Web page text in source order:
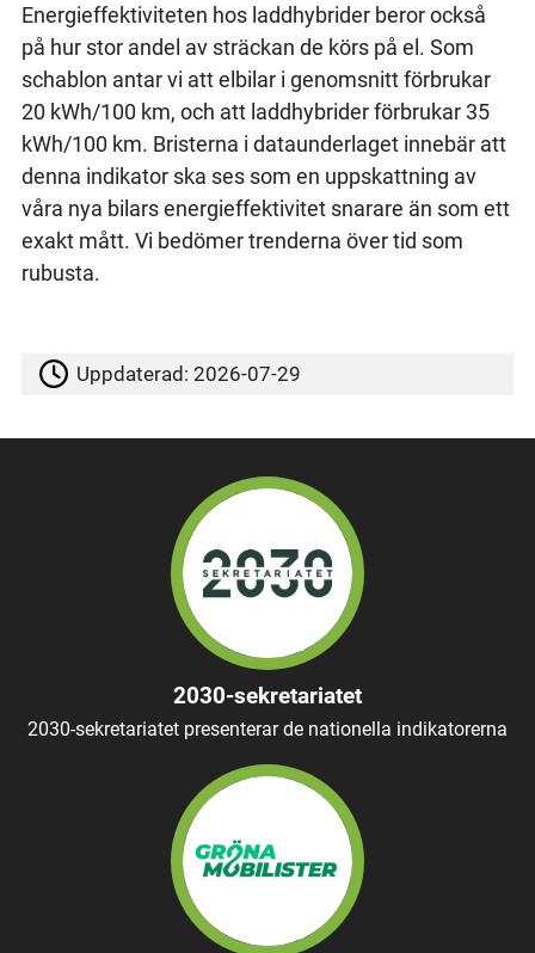
Energieffektiviteten hos laddhybrider beror också
på hur stor andel av sträckan de körs på el. Som
schablon antar vi att elbilar i genomsnitt förbrukar
20 kWh/100 km, och att laddhybrider förbrukar 35
kWh/100 km. Bristerna i dataunderlaget innebär att
denna indikator ska ses som en uppskattning av
våra nya bilars energieffektivitet snarare än som ett
exakt mått. Vi bedömer trenderna över tid som
rubusta.
Uppdaterad:2026-07-29
2030-sekretariatet
2030-sekretariatet presenterar de nationella indikatorerna